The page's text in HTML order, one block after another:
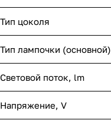
Тип цоколя
Тип лампочки (основной)
Световой поток, lm
Напряжение, V